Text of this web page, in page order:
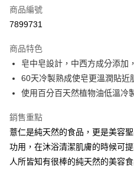
信用卡一次付款
Apple Pay
街口支付
Google Pay
AFTEE先享後付
相關說明
商品編號
7899731
商品特色
皂中皂設計，中西方成分添加
60天冷製熟成使皂更溫潤貼近
使用百分百天然植物油低溫冷
銷售重點
薏仁是純天然的食品，更是美容
功用，在沐浴清潔肌膚的時候可
人所皆知有很棒的純天然的美容